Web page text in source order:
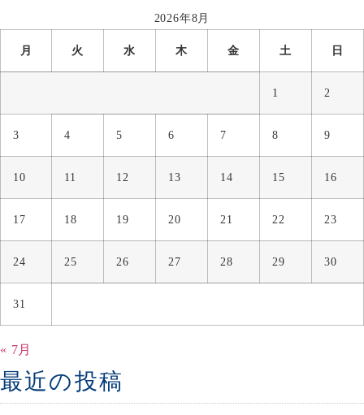
2026年8月
月 火 水 木 金 土 日
1 2
3 4 5 6 7 8 9
10 11 12 13 14 15 16
17 18 19 20 21 22 23
24 25 26 27 28 29 30
31
« 7月
最近の投稿